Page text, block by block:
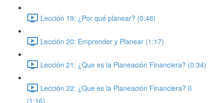
Lección 19: ¿Por qué planear? (0:46)
Lección 20: Emprender y Planear (1:17)
Lección 21: ¿Que es la Planeación Financiera? (0:34)
Lección 22: ¿Que es la Planeación Financiera? II
(1:16)